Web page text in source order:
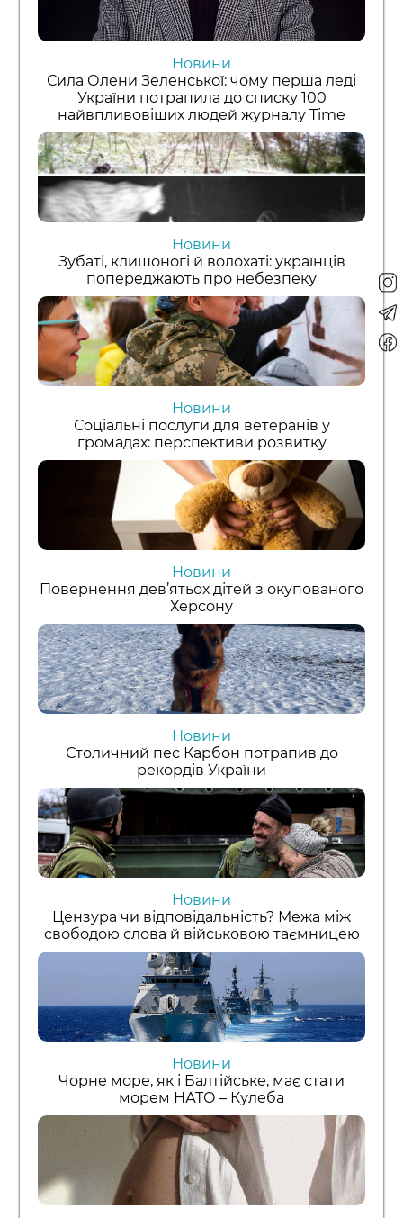
Новини
Сила Олени Зеленської: чому перша леді
України потрапила до списку 100
найвпливовіших людей журналу Time
Новини
Зубаті, клишоногі й волохаті: українців
попереджають про небезпеку
Новини
Соціальні послуги для ветеранів у
громадах: перспективи розвитку
Новини
Повернення дев’ятьох дітей з окупованого
Херсону
Новини
Столичний пес Карбон потрапив до
рекордів України
Новини
Цензура чи відповідальність? Межа між
свободою слова й військовою таємницею
Новини
Чорне море, як і Балтійське, має стати
морем НАТО – Кулеба